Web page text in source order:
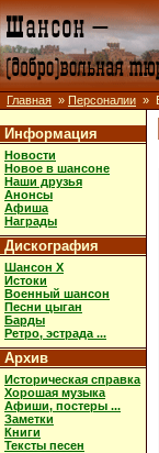
Главная » Персоналии »
Информация
Новости
Новое в шансоне
Наши друзья
Анонсы
Афиша
Награды
Дискография
Шансон X
Истоки
Военный шансон
Песни цыган
Барды
Ретро, эстрада ...
Архив
Историческая справка
Хорошая музыка
Афиши, постеры ...
Заметки
Книги
Тексты песен